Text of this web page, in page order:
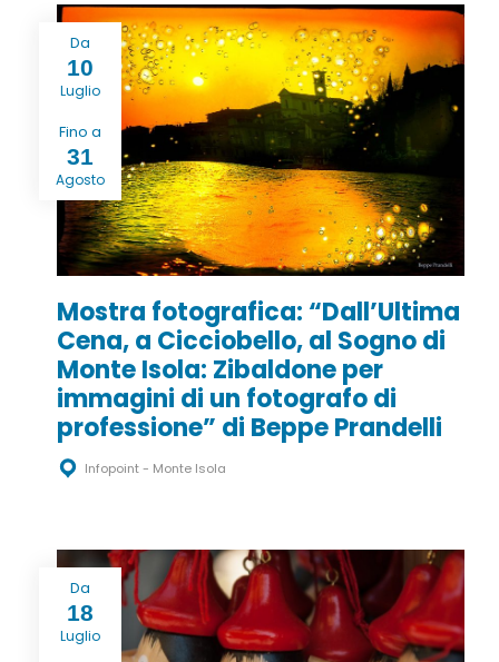
Da
10
Luglio
Fino a
31
Agosto
Mostra fotografica: “Dall’Ultima
Cena, a Cicciobello, al Sogno di
Monte Isola: Zibaldone per
immagini di un fotografo di
professione” di Beppe Prandelli
Infopoint - Monte Isola
Da
18
Luglio